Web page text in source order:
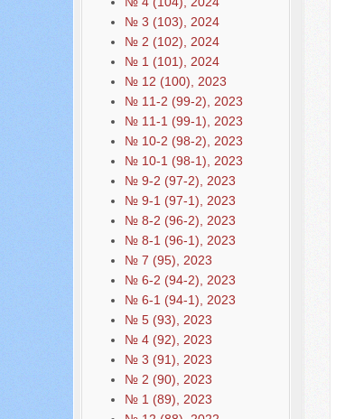
№ 3 (103), 2024
№ 2 (102), 2024
№ 1 (101), 2024
№ 12 (100), 2023
№ 11-2 (99-2), 2023
№ 11-1 (99-1), 2023
№ 10-2 (98-2), 2023
№ 10-1 (98-1), 2023
№ 9-2 (97-2), 2023
№ 9-1 (97-1), 2023
№ 8-2 (96-2), 2023
№ 8-1 (96-1), 2023
№ 7 (95), 2023
№ 6-2 (94-2), 2023
№ 6-1 (94-1), 2023
№ 5 (93), 2023
№ 4 (92), 2023
№ 3 (91), 2023
№ 2 (90), 2023
№ 1 (89), 2023